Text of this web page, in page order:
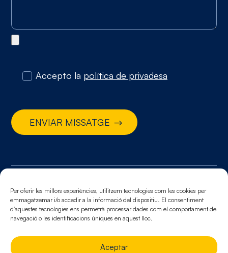
Per oferir les millors experiències, utilitzem tecnologies com les cookies per
emmagatzemar i/o accedir a la informació del dispositiu. El consentiment
d'aquestes tecnologies ens permetrà processar dades com el comportament de
navegació o les identificacions úniques en aquest lloc.
Aceptar
Accepto la política de privadesa
ENVIAR MISSATGE
© 2026. Tots els drets reservats
Avis legal. Política de cookies. Política de privacitat